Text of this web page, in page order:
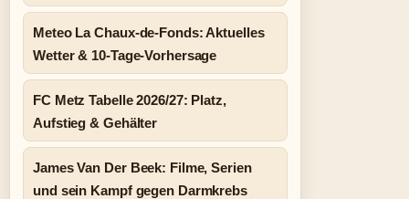
Meteo La Chaux-de-Fonds: Aktuelles
Wetter & 10-Tage-Vorhersage
FC Metz Tabelle 2026/27: Platz,
Aufstieg & Gehälter
James Van Der Beek: Filme, Serien
und sein Kampf gegen Darmkrebs